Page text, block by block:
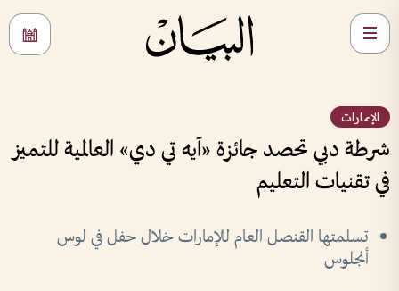
الإمارات
شرطة دبي تحصد جائزة «آيه تي دي» العالمية للتميز
في تقنيات التعليم
تسلمتها القنصل العام للإمارات خلال حفل في لوس
أنجلوس